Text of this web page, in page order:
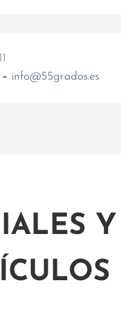
info@55grados.es
Y